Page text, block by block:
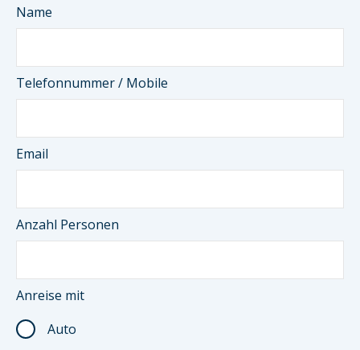
Name
Telefonnummer / Mobile
Email
Anzahl Personen
Anreise mit
Auto